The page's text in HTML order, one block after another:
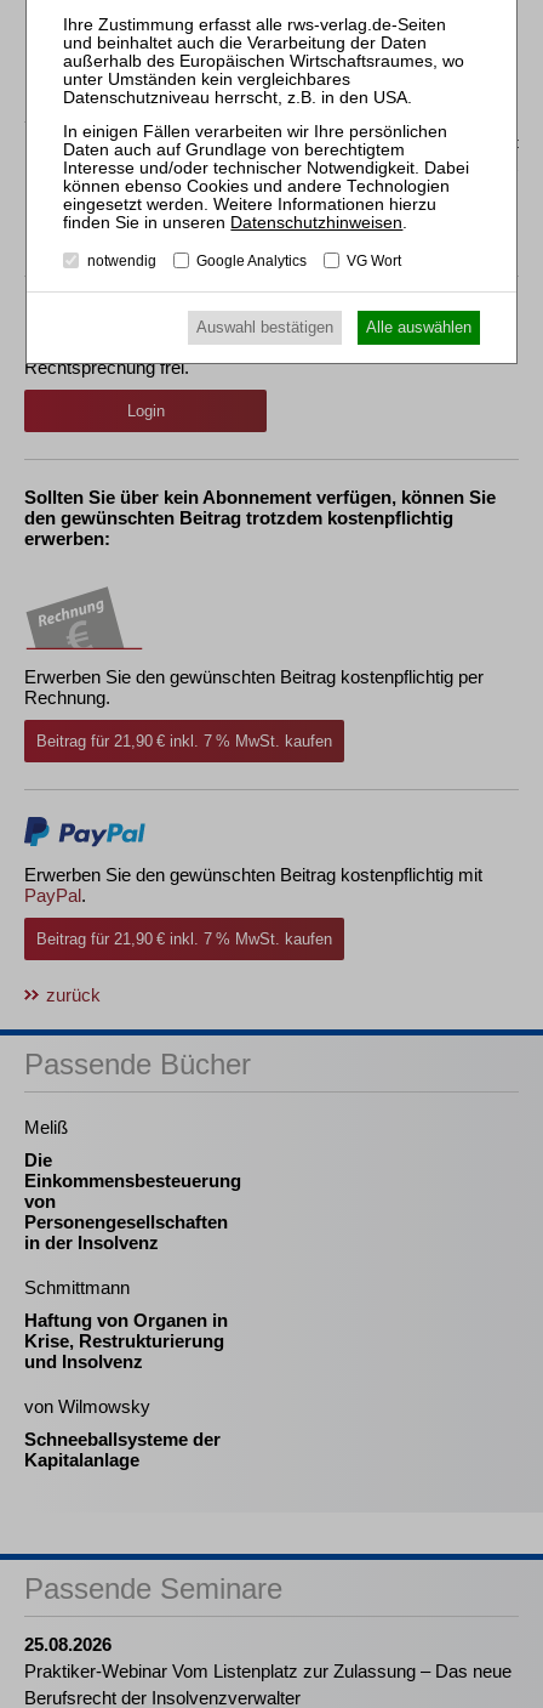
3.2.2 Expertenhaftung
V. Ausblick
Dr. iur., B.A., LL.M. (Harvard), wissenschaftlicher Referent
in der Abteilung Unternehmens- und Steuerrecht am Max-
Planck-Institut für Steuerrecht und Öffentliche Finanzen,
München.
Der Inhalt dieses Beitrags ist nicht frei verfügbar.
Für Abonnenten ist der Zugang zu Aufsätzen und
Rechtsprechung frei.
Login
Sollten Sie über kein Abonnement verfügen, können Sie
den gewünschten Beitrag trotzdem kostenpflichtig
erwerben:
Erwerben Sie den gewünschten Beitrag kostenpflichtig per
Rechnung.
Beitrag für 21,90 € inkl. 7 % MwSt. kaufen
Erwerben Sie den gewünschten Beitrag kostenpflichtig mit
PayPal.
Beitrag für 21,90 € inkl. 7 % MwSt. kaufen
zurück
Passende Bücher
Meliß
Die
Einkommensbesteuerung
von
Personengesellschaften
in der Insolvenz
Schmittmann
Haftung von Organen in
Krise, Restrukturierung
und Insolvenz
von Wilmowsky
Schneeballsysteme der
Kapitalanlage
Passende Seminare
25.08.2026
Praktiker-Webinar Vom Listenplatz zur Zulassung – Das neue
Berufsrecht der Insolvenzverwalter
Datenschutzhinweisen.
notwendig Google Analytics VG Wort
Auswahl bestätigen Alle auswählen